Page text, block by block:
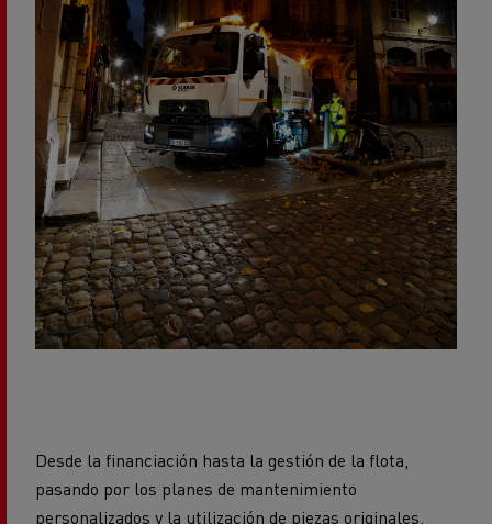
personalizados y la utilización de piezas originales,
Renault Trucks está presente en todo momento para